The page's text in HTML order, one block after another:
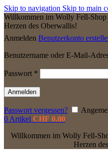
Skip to navigation Skip to main
Willkommen im Wolly Fell-
Herzen des Oberwallis!
Anmelden Benutzerkonto
Benutzername oder E-Mail-
Passwort *
Anmelden
Passwort vergessen?
0 Artikel CHF 0.00
Willkommen im Wolly Fell-
Herzen